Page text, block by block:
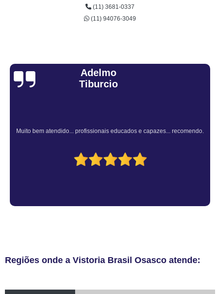
(11) 3681-0337
(11) 94076-3049
Sandra Fiuza
Atendimento Rápido e Eficiente pelo consultor.
Regiões onde a Vistoria Brasil Osasco atende: